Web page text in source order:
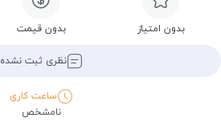
بدون امتیاز بدون قیمت
نظری ثبت نشده
ساعت کاری
نامشخص